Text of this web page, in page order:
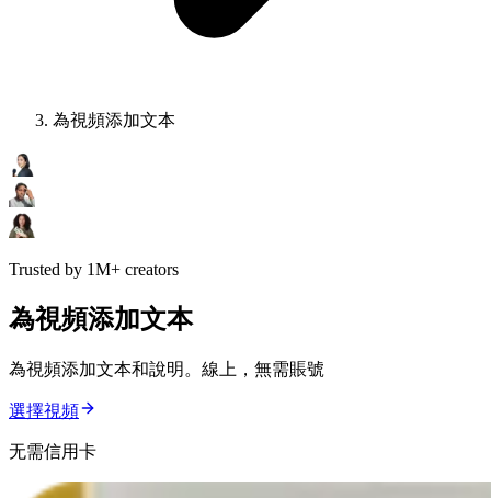
為視頻添加文本
Trusted by 1M+ creators
為視頻添加文本
為視頻添加文本和說明。線上，無需賬號
選擇視頻
无需信用卡